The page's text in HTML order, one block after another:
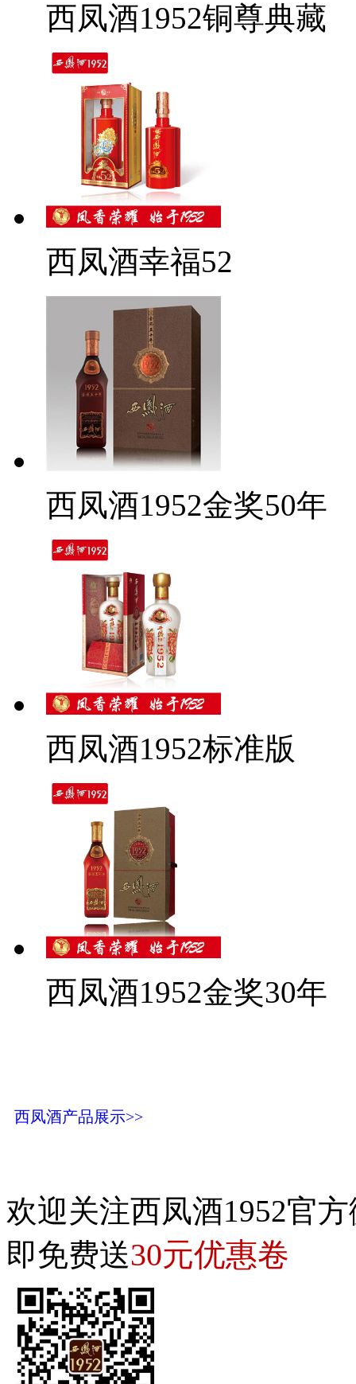
西凤酒1952铜尊典藏
西凤酒幸福52
西凤酒1952金奖50年
西凤酒1952标准版
西凤酒1952金奖30年
西凤酒产品展示>>
欢迎关注西凤酒1952官
即免费送30元优惠卷